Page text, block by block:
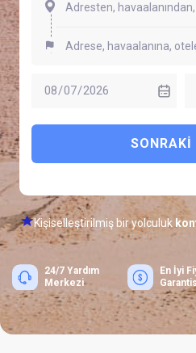
SONRAKI
Kişiselleştirilmiş bir yolculuk
24/7 Yardım
Merkezi
En İyi